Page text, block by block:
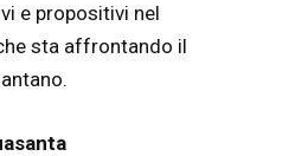
e propositivi nel
sta affrontando il